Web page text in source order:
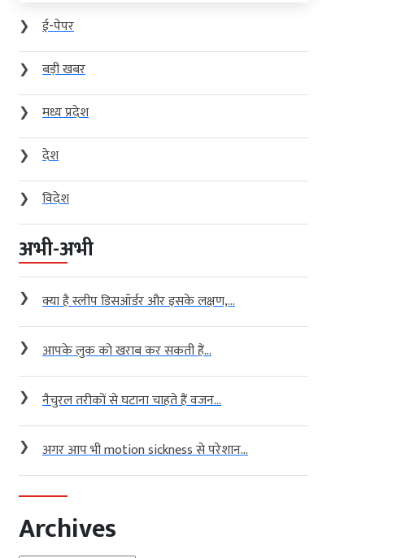
❯
ई-पेपर
❯
बड़ी खबर
❯
मध्य प्रदेश
❯
देश
❯
विदेश
अभी-अभी
❯ क्या है स्लीप डिसऑर्डर और इसके लक्षण,...
❯ आपके लुक को खराब कर सकती हैं...
❯ नैचुरल तरीकों से घटाना चाहते हैं वजन...
❯ अगर आप भी motion sickness से परेशान...
Archives